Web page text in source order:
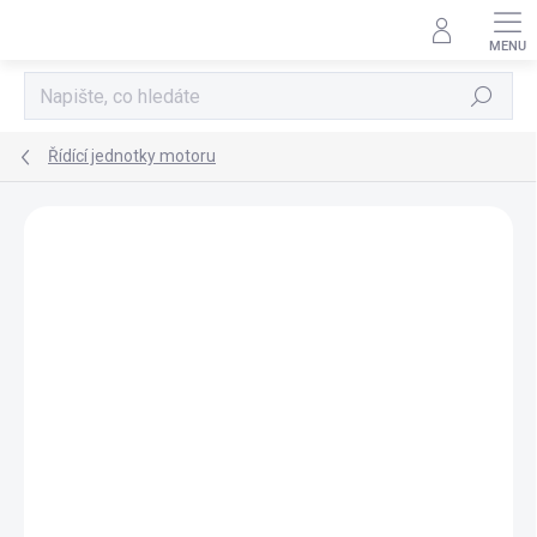
Hledat
Řídící jednotky motoru